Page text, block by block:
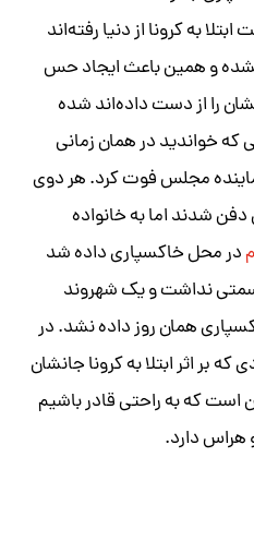
به کرونا از دنیا رفته‌اند
و همین باعث ایجاد حس
را از دست داده‌اند شده
که خواندید در همان زمانی
مجلس فوت کرد. هر دوی
دفن شدند اما به خانواده
در محل خاکسپاری داده شد
نداشت و یک شهروند
همان روز داده نشد. در
بر اثر ابتلا به کرونا جانشان
است که به راحتی قادر باشیم
هراس دارد.